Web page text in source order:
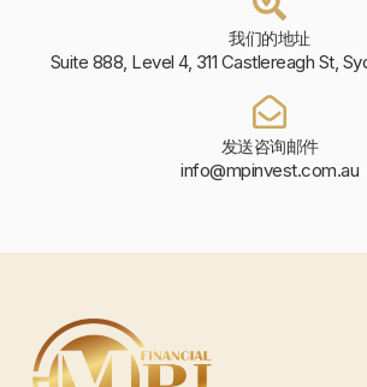
我们的地址
Suite 888, Level 4, 311 Castlereagh St,
发送咨询邮件
info@mpinvest.com.au